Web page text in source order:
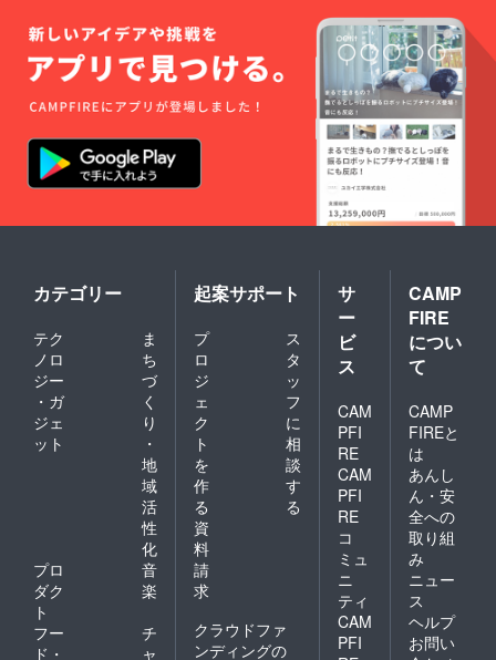
カテゴリー
テク
ノロ
ジー
・ガ
ジェ
ット
ま
ち
づ
く
り
・
地
域
活
性
化
プロ
ダク
ト
音
楽
フー
ド・
チ
ャ
起案サポート
プ
ロ
ジ
ェ
ク
ト
を
作
る
ス
タ
ッ
フ
に
相
談
す
る
資
料
請
求
クラウドファ
ンディングの
サ
ー
ビ
ス
CAM
PFI
RE
CAM
PFI
RE
コ
ミュ
ニ
ティ
CAM
PFI
CAMP
FIRE
につい
て
CAMP
FIREと
は
あんし
ん・安
全への
取り組
み
ニュー
ス
ヘルプ
お問い